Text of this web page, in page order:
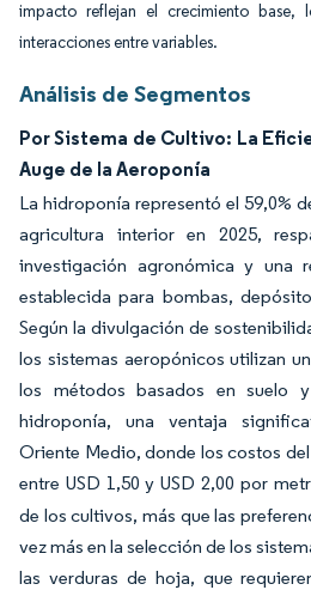
impacto reflejan el crecimiento
interacciones entre variables.
Análisis de Segmentos
Por Sistema de Cultivo: La
Auge de la Aeroponía
La hidroponía representó el 59,0%
agricultura interior en 2025,
investigación agronómica y una
establecida para bombas,
Según la divulgación de
los sistemas aeropónicos utilizan
los métodos basados en suelo
hidroponía, una ventaja
Oriente Medio, donde los costos
entre USD 1,50 y USD 2,00 por
de los cultivos, más que las
vez más en la selección de los
las verduras de hoja, que